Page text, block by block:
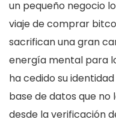
un pequeño negocio
viaje de comprar
sacrifican una gran
energía mental para
ha cedido su
base de datos que no
desde la verificación